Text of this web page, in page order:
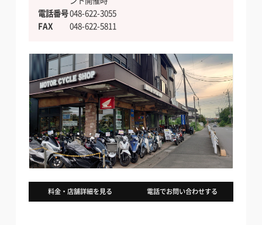
電話番号048-622-3055
FAX
048-622-5811
料金・店舗詳細を見る 電話でお問い合わせする